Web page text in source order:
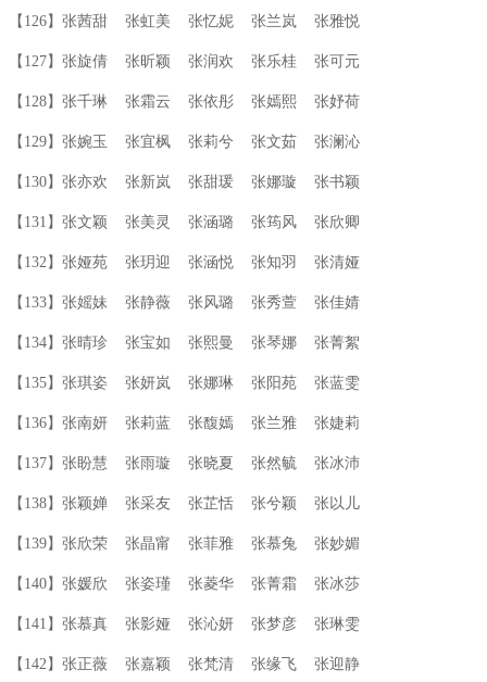
【126】张茜甜 张虹美 张忆妮 张兰岚 张雅悦
【127】张旋倩 张昕颖 张润欢 张乐桂 张可元
【128】张千琳 张霜云 张依彤 张嫣熙 张妤荷
【129】张婉玉 张宜枫 张莉兮 张文茹 张澜沁
【130】张亦欢 张新岚 张甜瑗 张娜璇 张书颖
【131】张文颖 张美灵 张涵璐 张筠风 张欣卿
【132】张娅苑 张玥迎 张涵悦 张知羽 张清娅
【133】张媱妹 张静薇 张风璐 张秀萱 张佳婧
【134】张晴珍 张宝如 张熙曼 张琴娜 张菁絮
【135】张琪姿 张妍岚 张娜琳 张阳苑 张蓝雯
【136】张南妍 张莉蓝 张馥嫣 张兰雅 张婕莉
【137】张盼慧 张雨璇 张晓夏 张然毓 张冰沛
【138】张颖婵 张采友 张芷恬 张兮颖 张以儿
【139】张欣荣 张晶甯 张菲雅 张慕兔 张妙媚
【140】张媛欣 张姿瑾 张菱华 张菁霜 张冰莎
【141】张慕真 张影娅 张沁妍 张梦彦 张琳雯
【142】张正薇 张嘉颖 张梵清 张缘飞 张迎静